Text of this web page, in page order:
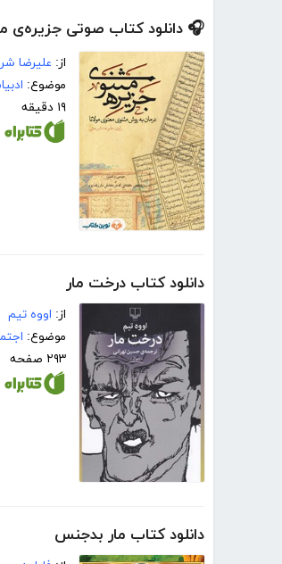
🎧 دانلود کتاب صوتی
از: علیرضا
موضوع:
۱۹ دقیقه
دانلود کتاب درخت مار
از: اووه تیم
موضوع:
۲۹۳ صفحه
دانلود کتاب مار بدجنس